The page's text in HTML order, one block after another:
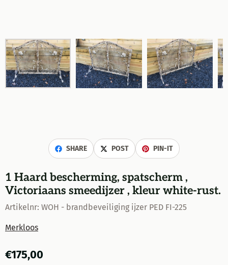
SHARE POST PIN-IT
1 Haard bescherming, spatscherm ,
Victoriaans smeedijzer , kleur white-rust.
Artikelnr: WOH - brandbeveiliging ijzer PED FI-225
Merkloos
€175,00